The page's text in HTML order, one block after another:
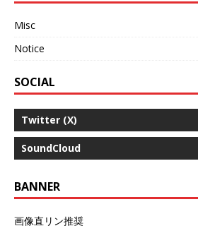
Misc
Notice
SOCIAL
Twitter (X)
SoundCloud
BANNER
画像直リン推奨